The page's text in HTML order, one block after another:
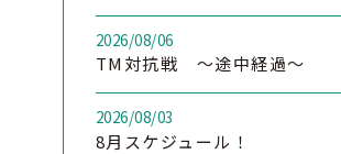
2026/08/06
TM対抗戦 ～途中経過～
2026/08/03
8月スケジュール！